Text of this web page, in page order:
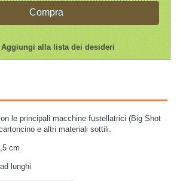
Compra
Aggiungi alla lista dei desideri
le principali macchine fustellatrici (Big Shot
e altri materiali sottili.
cm
lunghi